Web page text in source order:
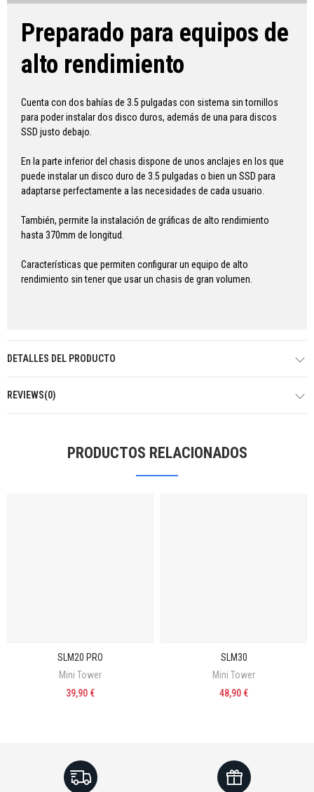
Preparado para equipos de
alto rendimiento
Cuenta con dos bahías de 3.5 pulgadas con sistema sin tornillos
para poder instalar dos disco duros, además de una para discos
SSD justo debajo.
En la parte inferior del chasis dispone de unos anclajes en los que
puede instalar un disco duro de 3.5 pulgadas o bien un SSD para
adaptarse perfectamente a las necesidades de cada usuario.
También, permite la instalación de gráficas de alto rendimiento
hasta 370mm de longitud.
Características que permiten configurar un equipo de alto
rendimiento sin tener que usar un chasis de gran volumen.
DETALLES DEL PRODUCTO
REVIEWS(0)
PRODUCTOS RELACIONADOS
SLM20 PRO
Mini Tower
39,90 €
SLM30
Mini Tower
48,90 €